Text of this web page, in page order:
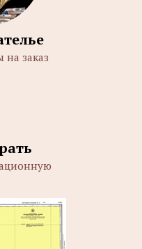
заказ